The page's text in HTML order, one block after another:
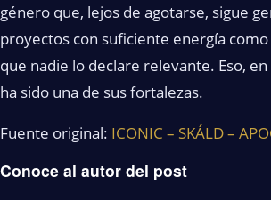
género que, lejos de agotarse, sigue
proyectos con suficiente energía
que nadie lo declare relevante. Eso,
ha sido una de sus fortalezas.
Fuente original: ICONIC – SKÁLD –
Conoce al autor del post